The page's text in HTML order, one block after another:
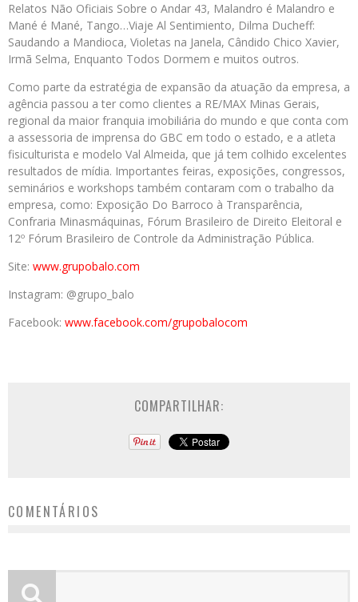
Relatos Não Oficiais Sobre o Andar 43, Malandro é Malandro e
Mané é Mané, Tango…Viaje Al Sentimiento, Dilma Ducheff:
Saudando a Mandioca, Violetas na Janela, Cândido Chico Xavier,
Irmã Selma, Enquanto Todos Dormem e muitos outros.
Como parte da estratégia de expansão da atuação da empresa, a
agência passou a ter como clientes a RE/MAX Minas Gerais,
regional da maior franquia imobiliária do mundo e que conta com
a assessoria de imprensa do GBC em todo o estado, e a atleta
fisiculturista e modelo Val Almeida, que já tem colhido excelentes
resultados de mídia. Importantes feiras, exposições, congressos,
seminários e workshops também contaram com o trabalho da
empresa, como: Exposição Do Barroco à Transparência,
Confraria Minasmáquinas, Fórum Brasileiro de Direito Eleitoral e
12º Fórum Brasileiro de Controle da Administração Pública.
Site: www.grupobalo.com
Instagram: @grupo_balo
Facebook: www.facebook.com/grupobalocom
COMPARTILHAR:
COMENTÁRIOS